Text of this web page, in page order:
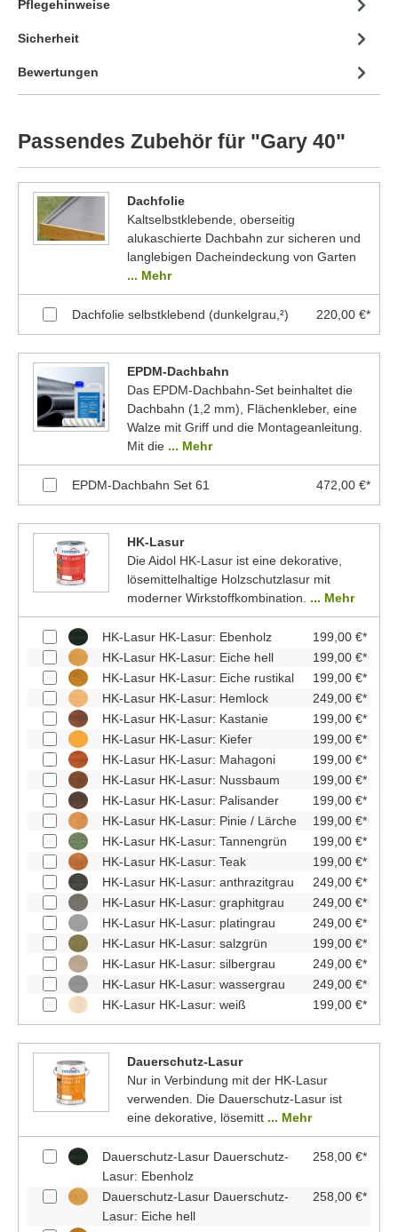
Pflegehinweise
Sicherheit
Bewertungen
Passendes Zubehör für "Gary 40"
Dachfolie
Kaltselbstklebende, oberseitig
alukaschierte Dachbahn zur sicheren und
langlebigen Dacheindeckung von Garten
... Mehr
Dachfolie selbstklebend (dunkelgrau,²) 220,00 €*
EPDM-Dachbahn
Das EPDM-Dachbahn-Set beinhaltet die
Dachbahn (1,2 mm), Flächenkleber, eine
Walze mit Griff und die Montageanleitung.
Mit die ... Mehr
EPDM-Dachbahn Set 61 472,00 €*
HK-Lasur
Die Aidol HK-Lasur ist eine dekorative,
lösemittelhaltige Holzschutzlasur mit
moderner Wirkstoffkombination. ... Mehr
HK-Lasur HK-Lasur: Ebenholz
199,00 €*
HK-Lasur HK-Lasur: Eiche hell
199,00 €*
HK-Lasur HK-Lasur: Eiche rustikal
199,00 €*
HK-Lasur HK-Lasur: Hemlock
249,00 €*
HK-Lasur HK-Lasur: Kastanie
199,00 €*
HK-Lasur HK-Lasur: Kiefer
199,00 €*
HK-Lasur HK-Lasur: Mahagoni
199,00 €*
HK-Lasur HK-Lasur: Nussbaum
199,00 €*
HK-Lasur HK-Lasur: Palisander
199,00 €*
HK-Lasur HK-Lasur: Pinie / Lärche
199,00 €*
HK-Lasur HK-Lasur: Tannengrün
199,00 €*
HK-Lasur HK-Lasur: Teak
199,00 €*
HK-Lasur HK-Lasur: anthrazitgrau
249,00 €*
HK-Lasur HK-Lasur: graphitgrau
249,00 €*
HK-Lasur HK-Lasur: platingrau
249,00 €*
HK-Lasur HK-Lasur: salzgrün
199,00 €*
HK-Lasur HK-Lasur: silbergrau
249,00 €*
HK-Lasur HK-Lasur: wassergrau
249,00 €*
HK-Lasur HK-Lasur: weiß
199,00 €*
Dauerschutz-Lasur
Nur in Verbindung mit der HK-Lasur
verwenden. Die Dauerschutz-Lasur ist
eine dekorative, lösemitt ... Mehr
Dauerschutz-Lasur Dauerschutz-
Lasur: Ebenholz
258,00 €*
Dauerschutz-Lasur Dauerschutz-
Lasur: Eiche hell
258,00 €*